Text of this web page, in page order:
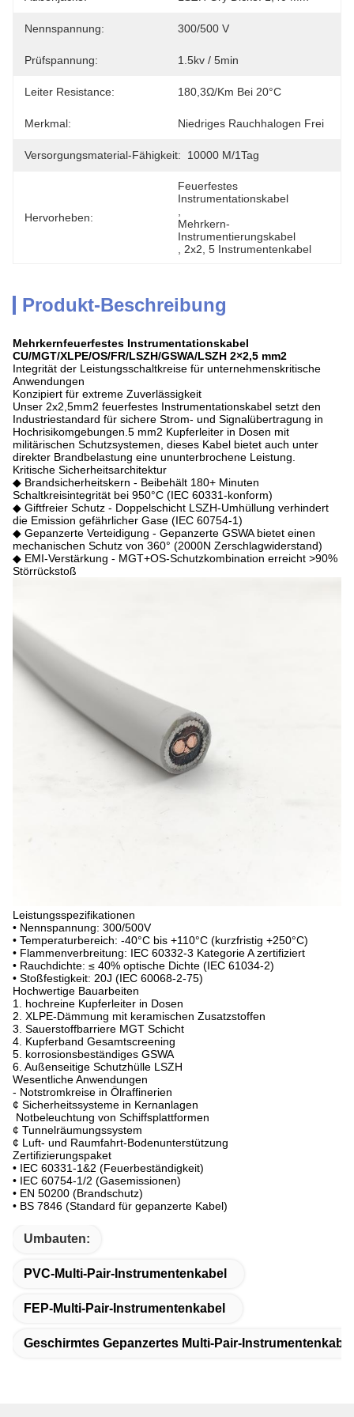
Nennspannung: 300/500 V
Prüfspannung: 1.5kv / 5min
Leiter Resistance: 180,3Ω/km Bei 20°C
Merkmal: Niedriges Rauchhalogen Frei
Versorgungsmaterial-Fähigkeit: 10000 M/1Tag
Hervorheben:
Feuerfestes
Instrumentationskabel
Mehrkern-
Instrumentierungskabel
2x2 5 Instrumentenkabel
Produkt-Beschreibung
Mehrkernfeuerfestes Instrumentationskabel
CU/MGT/XLPE/OS/FR/LSZH/GSWA/LSZH 2×2,5 mm2
Integrität der Leistungsschaltkreise für unternehmenskritische
Anwendungen
Konzipiert für extreme Zuverlässigkeit
Unser 2x2,5mm2 feuerfestes Instrumentationskabel setzt den
Industriestandard für sichere Strom- und Signalübertragung in
Hochrisikomgebungen.5 mm2 Kupferleiter in Dosen mit
militärischen Schutzsystemen, dieses Kabel bietet auch unter
direkter Brandbelastung eine ununterbrochene Leistung.
Kritische Sicherheitsarchitektur
◆ Brandsicherheitskern - Beibehält 180+ Minuten
Schaltkreisintegrität bei 950°C (IEC 60331-konform)
◆ Giftfreier Schutz - Doppelschicht LSZH-Umhüllung verhindert
die Emission gefährlicher Gase (IEC 60754-1)
◆ Gepanzerte Verteidigung - Gepanzerte GSWA bietet einen
mechanischen Schutz von 360° (2000N Zerschlagwiderstand)
◆ EMI-Verstärkung - MGT+OS-Schutzkombination erreicht >90%
Störrückstoß
Leistungsspezifikationen
• Nennspannung: 300/500V
• Temperaturbereich: -40°C bis +110°C (kurzfristig +250°C)
• Flammenverbreitung: IEC 60332-3 Kategorie A zertifiziert
• Rauchdichte: ≤ 40% optische Dichte (IEC 61034-2)
• Stoßfestigkeit: 20J (IEC 60068-2-75)
Hochwertige Bauarbeiten
1. hochreine Kupferleiter in Dosen
2. XLPE-Dämmung mit keramischen Zusatzstoffen
3. Sauerstoffbarriere MGT Schicht
4. Kupferband Gesamtscreening
5. korrosionsbeständiges GSWA
6. Außenseitige Schutzhülle LSZH
Wesentliche Anwendungen
- Notstromkreise in Ölraffinerien
¢ Sicherheitssysteme in Kernanlagen
️ Notbeleuchtung von Schiffsplattformen
¢ Tunnelräumungssystem
¢ Luft- und Raumfahrt-Bodenunterstützung
Zertifizierungspaket
• IEC 60331-1&2 (Feuerbeständigkeit)
• IEC 60754-1/2 (Gasemissionen)
• EN 50200 (Brandschutz)
• BS 7846 (Standard für gepanzerte Kabel)
Umbauten:
PVC-Multi-Pair-Instrumentenkabel
FEP-Multi-Pair-Instrumentenkabel
Geschirmtes Gepanzertes Multi-Pair-Instrumentenkabel